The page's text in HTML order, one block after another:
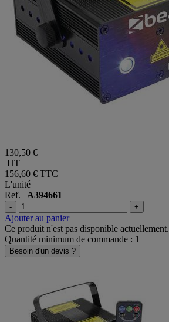
130,50 €
HT
156,60 € TTC
L'unité
Ref. A394661
- +
Ajouter au panier
Ce produit n'est pas disponible actuellement.
Quantité minimum de commande : 1
Besoin d'un devis ?